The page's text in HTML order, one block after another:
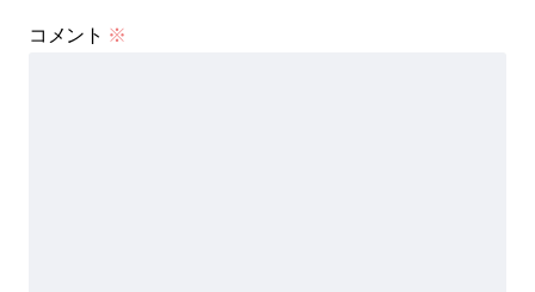
コメント ※